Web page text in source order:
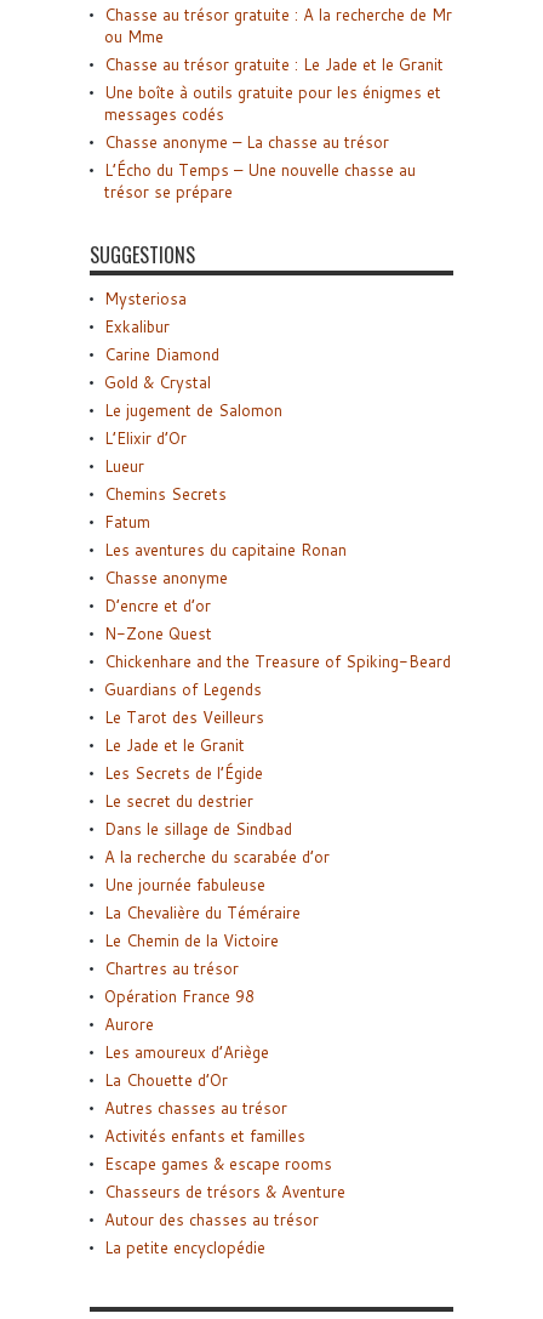
Chasse au trésor gratuite : A la recherche de Mr
ou Mme
Chasse au trésor gratuite : Le Jade et le Granit
Une boîte à outils gratuite pour les énigmes et
messages codés
Chasse anonyme – La chasse au trésor
L’Écho du Temps – Une nouvelle chasse au
trésor se prépare
SUGGESTIONS
Mysteriosa
Exkalibur
Carine Diamond
Gold & Crystal
Le jugement de Salomon
L’Elixir d’Or
Lueur
Chemins Secrets
Fatum
Les aventures du capitaine Ronan
Chasse anonyme
D’encre et d’or
N-Zone Quest
Chickenhare and the Treasure of Spiking-Beard
Guardians of Legends
Le Tarot des Veilleurs
Le Jade et le Granit
Les Secrets de l’Égide
Le secret du destrier
Dans le sillage de Sindbad
A la recherche du scarabée d’or
Une journée fabuleuse
La Chevalière du Téméraire
Le Chemin de la Victoire
Chartres au trésor
Opération France 98
Aurore
Les amoureux d’Ariège
La Chouette d’Or
Autres chasses au trésor
Activités enfants et familles
Escape games & escape rooms
Chasseurs de trésors & Aventure
Autour des chasses au trésor
La petite encyclopédie